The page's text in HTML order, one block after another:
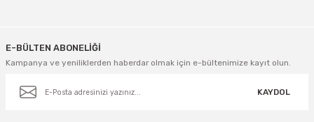
E-BÜLTEN ABONELİĞİ
Kampanya ve yeniliklerden haberdar olmak için e-bültenimize kayıt olun.
KAYDOL